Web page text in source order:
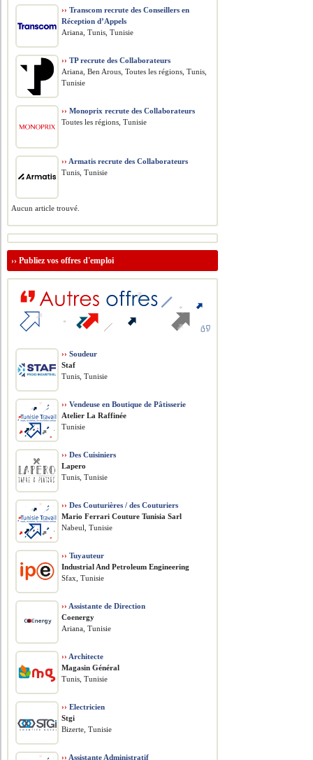
›› Transcom recrute des Conseillers en
Réception d’Appels
Ariana, Tunis, Tunisie
›› TP recrute des Collaborateurs
Ariana, Ben Arous, Toutes les régions, Tunis,
Tunisie
›› Monoprix recrute des Collaborateurs
Toutes les régions, Tunisie
›› Armatis recrute des Collaborateurs
Tunis, Tunisie
Aucun article trouvé.
››Publiez vos offres d'emploi
›› Soudeur
Staf
Tunis, Tunisie
›› Vendeuse en Boutique de Pâtisserie
Atelier La Raffinée
Tunisie
›› Des Cuisiniers
Lapero
Tunis, Tunisie
›› Des Couturières / des Couturiers
Mario Ferrari Couture Tunisia Sarl
Nabeul, Tunisie
›› Tuyauteur
​Industrial And Petroleum Engineering
Sfax, Tunisie
›› Assistante de Direction
Coenergy
Ariana, Tunisie
›› Architecte
Magasin Général
Tunis, Tunisie
›› Electricien
Stgi
Bizerte, Tunisie
›› Assistante Administratif